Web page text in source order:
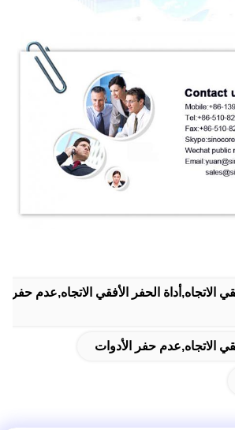
الاتجاه,أداة الحفر الأفقي الاتجاه,عدم حفر
الاتجاه,عدم حفر الأدوات